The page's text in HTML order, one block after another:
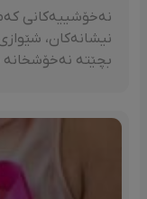
نەخۆشییەکانی
نیشانەکان،
بچێتە